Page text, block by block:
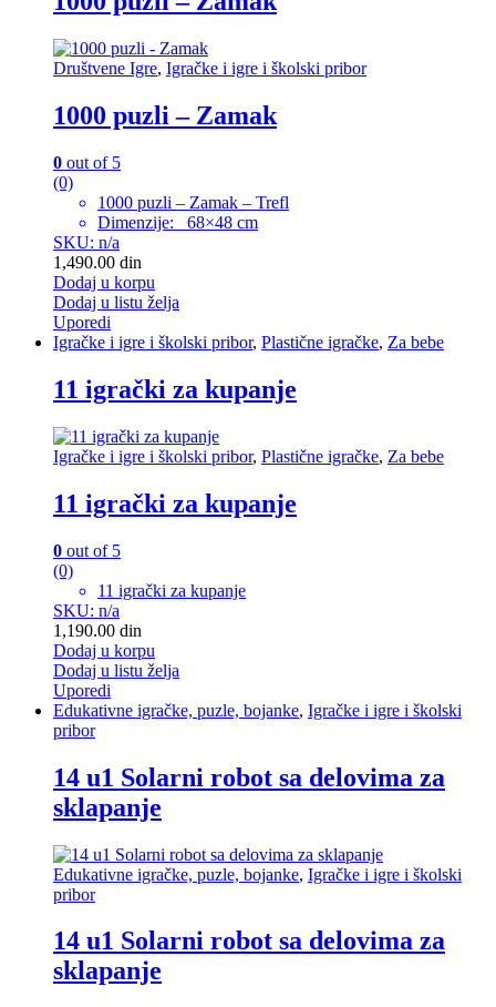
Društvene Igre, Igračke i igre i školski pribor
1000 puzli – Zamak
0 out of 5
(0)
1000 puzli – Zamak – Trefl
Dimenzije: 68×48 cm
SKU: n/a
1,490.00 din
Dodaj u korpu
Dodaj u listu želja
Uporedi
Igračke i igre i školski pribor, Plastične igračke, Za bebe
11 igrački za kupanje
Igračke i igre i školski pribor, Plastične igračke, Za bebe
11 igrački za kupanje
0 out of 5
(0)
11 igrački za kupanje
SKU: n/a
1,190.00 din
Dodaj u korpu
Dodaj u listu želja
Uporedi
Edukativne igračke, puzle, bojanke, Igračke i igre i školski
pribor
14 u1 Solarni robot sa delovima za
sklapanje
Edukativne igračke, puzle, bojanke, Igračke i igre i školski
pribor
14 u1 Solarni robot sa delovima za
sklapanje